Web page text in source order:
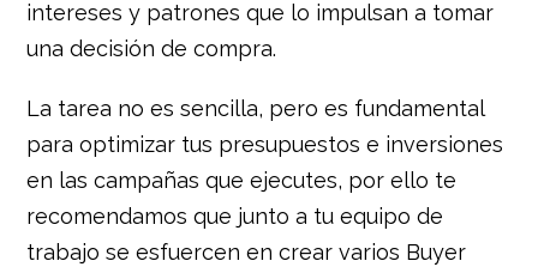
intereses y patrones que lo impulsan a tomar
una decisión de compra.
La tarea no es sencilla, pero es fundamental
para optimizar tus presupuestos e inversiones
en las campañas que ejecutes, por ello te
recomendamos que junto a tu equipo de
trabajo se esfuercen en crear varios Buyer